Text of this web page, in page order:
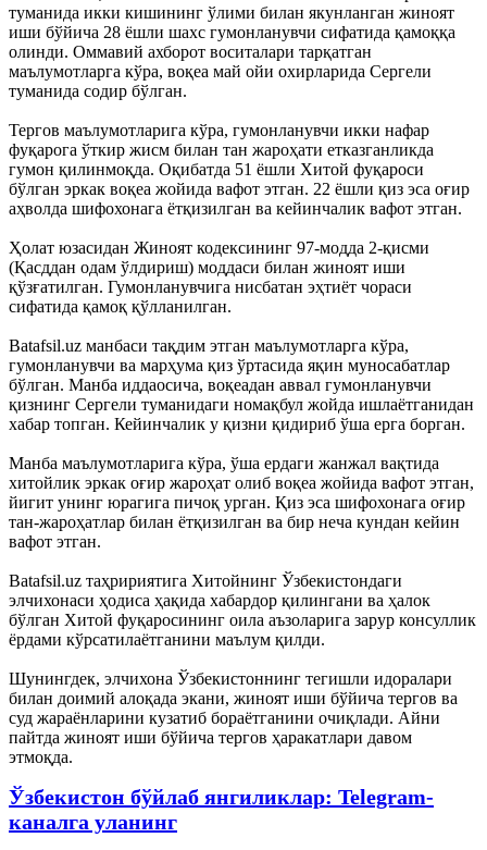
туманида икки кишининг ўлими билан якунланган жиноят
иши бўйича 28 ёшли шахс гумонланувчи сифатида қамоққа
олинди. Оммавий ахборот воситалари тарқатган
маълумотларга кўра, воқеа май ойи охирларида Сергели
туманида содир бўлган.
Тергов маълумотларига кўра, гумонланувчи икки нафар
фуқарога ўткир жисм билан тан жароҳати етказганликда
гумон қилинмоқда. Оқибатда 51 ёшли Хитой фуқароси
бўлган эркак воқеа жойида вафот этган. 22 ёшли қиз эса оғир
аҳволда шифохонага ётқизилган ва кейинчалик вафот этган.
Ҳолат юзасидан Жиноят кодексининг 97-модда 2-қисми
(Қасддан одам ўлдириш) моддаси билан жиноят иши
қўзғатилган. Гумонланувчига нисбатан эҳтиёт чораси
сифатида қамоқ қўлланилган.
Batafsil.uz манбаси тақдим этган маълумотларга кўра,
гумонланувчи ва марҳума қиз ўртасида яқин муносабатлар
бўлган. Манба иддаосича, воқеадан аввал гумонланувчи
қизнинг Сергели туманидаги номақбул жойда ишлаётганидан
хабар топган. Кейинчалик у қизни қидириб ўша ерга борган.
Манба маълумотларига кўра, ўша ердаги жанжал вақтида
хитойлик эркак оғир жароҳат олиб воқеа жойида вафот этган,
йигит унинг юрагига пичоқ урган. Қиз эса шифохонага оғир
тан-жароҳатлар билан ётқизилган ва бир неча кундан кейин
вафот этган.
Batafsil.uz таҳририятига Хитойнинг Ўзбекистондаги
элчихонаси ҳодиса ҳақида хабардор қилингани ва ҳалок
бўлган Хитой фуқаросининг оила аъзоларига зарур консуллик
ёрдами кўрсатилаётганини маълум қилди.
Шунингдек, элчихона Ўзбекистоннинг тегишли идоралари
билан доимий алоқада экани, жиноят иши бўйича тергов ва
суд жараёнларини кузатиб бораётганини очиқлади. Айни
пайтда жиноят иши бўйича тергов ҳаракатлари давом
этмоқда.
Ўзбекистон бўйлаб янгиликлар: Telegram-
каналга уланинг